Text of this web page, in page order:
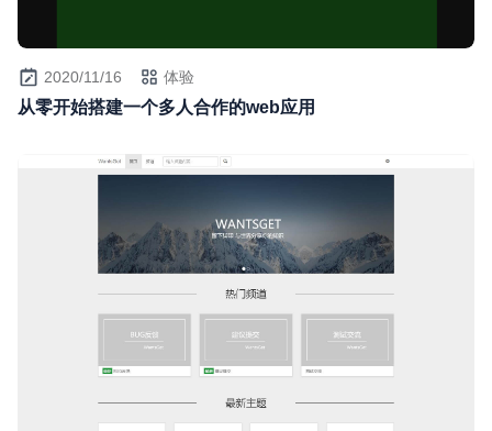
2020/11/16 体验
从零开始搭建一个多人合作的web应用